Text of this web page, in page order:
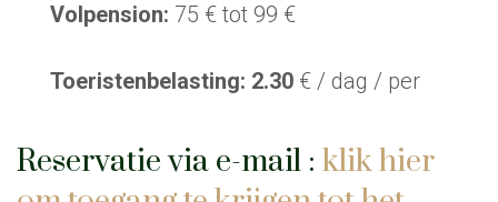
Volpension: 75 € tot 99 €
Toeristenbelasting: 2.30 € / dag / per
Reservatie via e-mail : klik hier